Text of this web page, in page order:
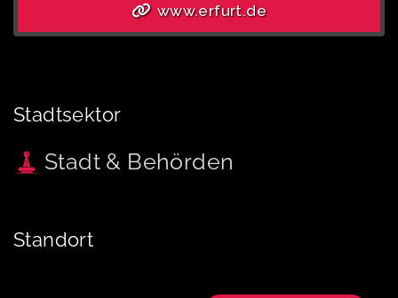
www.erfurt.de
Stadtsektor
Stadt & Behörden
Standort